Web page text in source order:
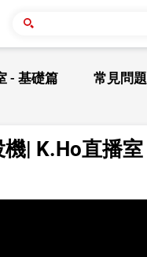
- 基礎篇 常見問題
| K.Ho直播室